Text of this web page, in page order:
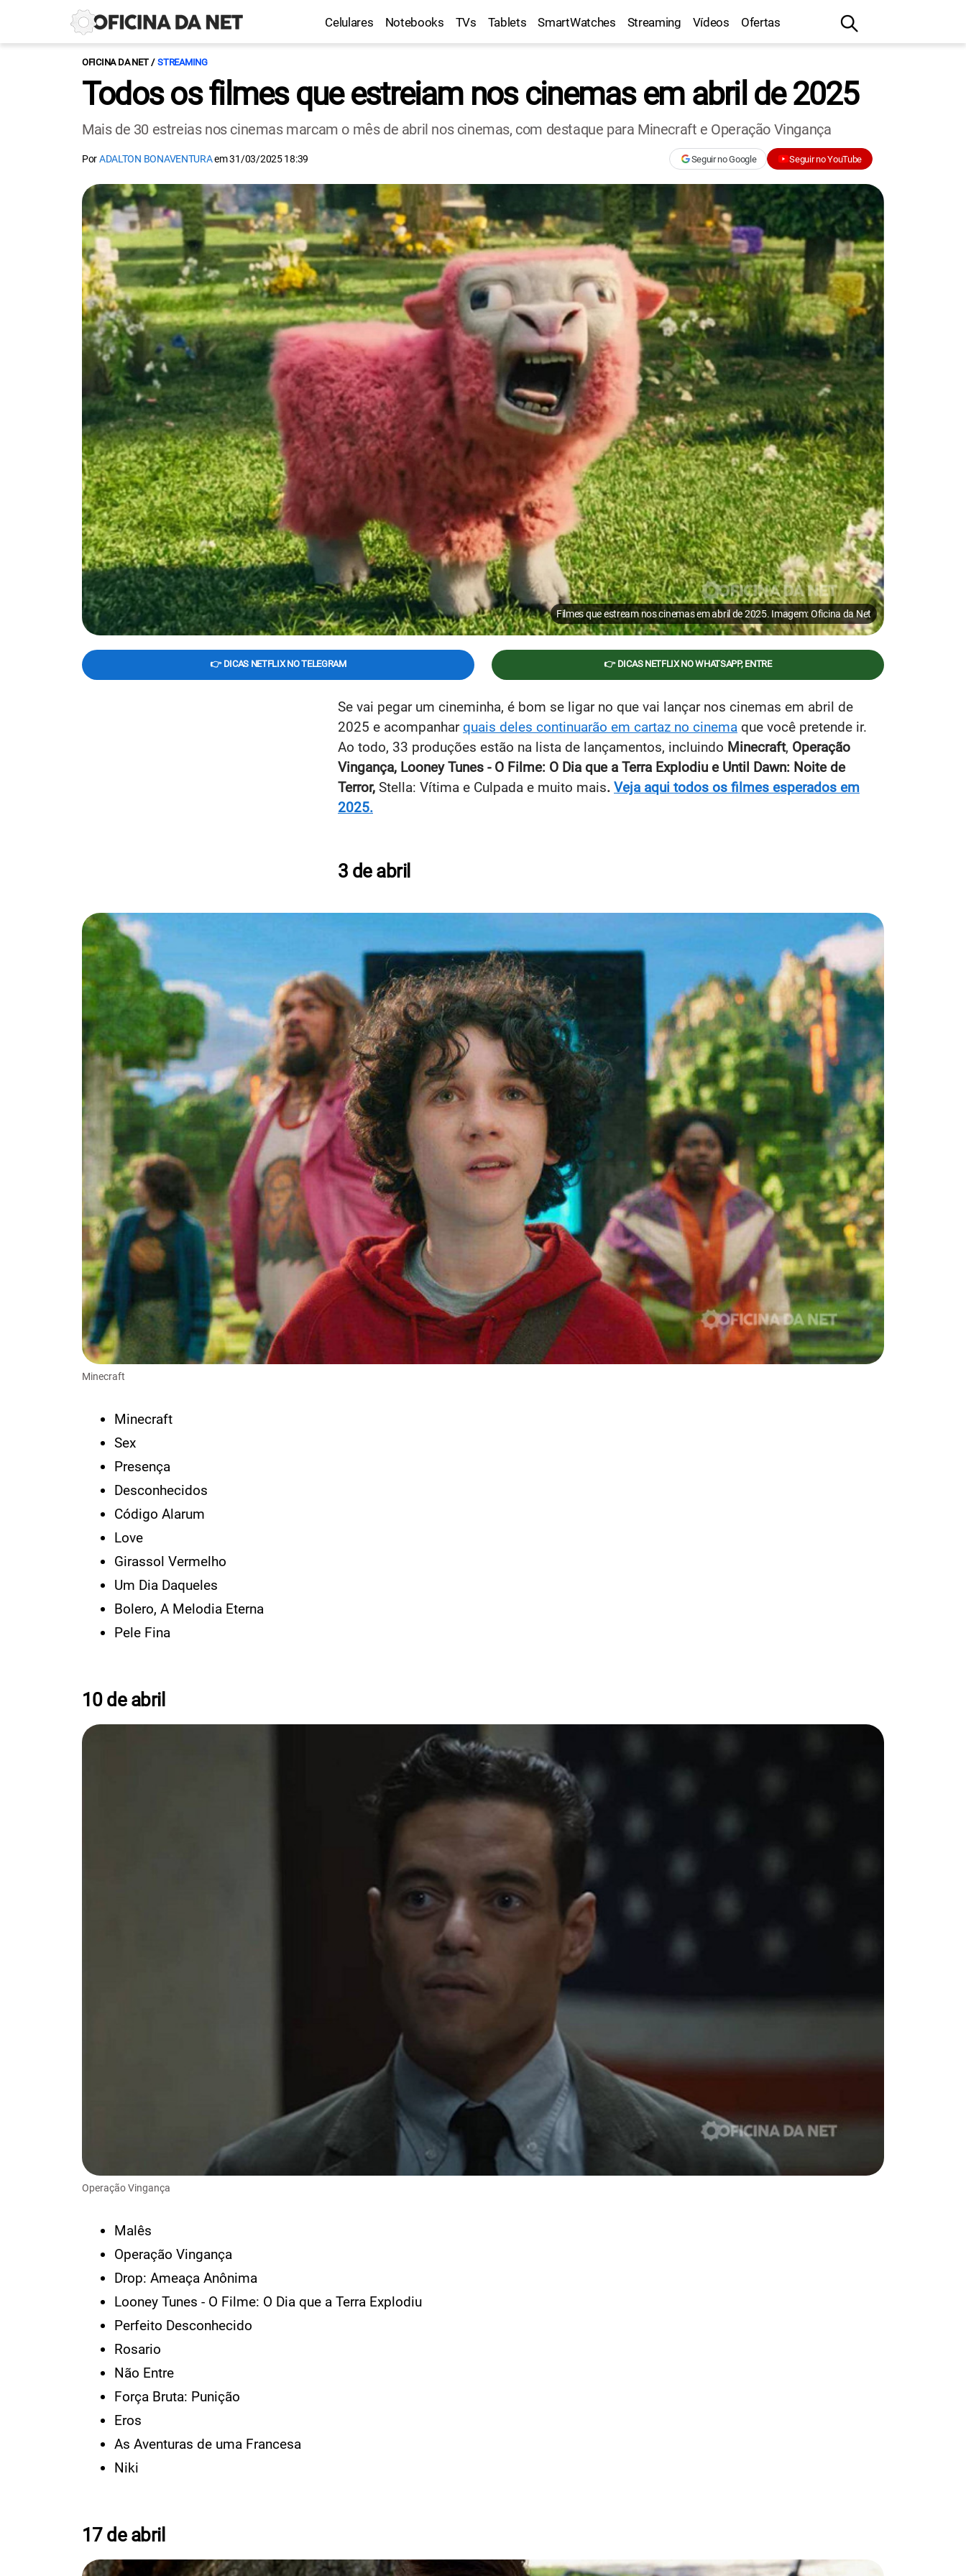
Celulares Notebooks TVs Tablets SmartWatches Streaming Vídeos Ofertas
OFICINA DA NET STREAMING
Todos os filmes que estreiam nos cinemas em abril de 2025
Mais de 30 estreias nos cinemas marcam o mês de abril nos cinemas, com destaque para Minecraft e Operação Vingança
PorADALTON BONAVENTURAem31/03/2025 18:39 Seguir no Google Seguir no YouTube
Filmes que estream nos cinemas em abril de 2025. Imagem: Oficina da Net
👉 DICAS NETFLIX NO TELEGRAM 👉 DICAS NETFLIX NO WHATSAPP, ENTRE
Se vai pegar um cineminha, é bom se ligar no que vai lançar nos cinemas em abril de
2025 e acompanharquais deles continuarão em cartaz no cinema que você pretende ir.
Ao todo, 33 produções estão na lista de lançamentos, incluindo Minecraft, Operação
Vingança, Looney Tunes - O Filme: O Dia que a Terra Explodiu e Until Dawn: Noite de
Terror, Stella: Vítima e Culpada e muito mais. Veja aqui todos os filmes esperados em
2025.
3 de abril
Minecraft
Minecraft
Sex
Presença
Desconhecidos
Código Alarum
Love
Girassol Vermelho
Um Dia Daqueles
Bolero, A Melodia Eterna
Pele Fina
10 de abril
Operação Vingança
Malês
Operação Vingança
Drop: Ameaça Anônima
Looney Tunes - O Filme: O Dia que a Terra Explodiu
Perfeito Desconhecido
Rosario
Não Entre
Força Bruta: Punição
Eros
As Aventuras de uma Francesa
Niki
17 de abril